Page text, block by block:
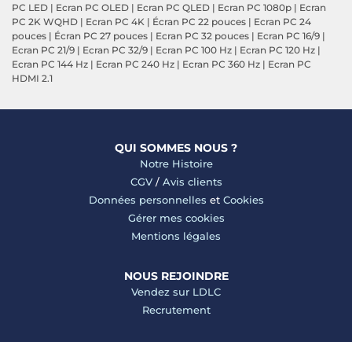
PC LED | Ecran PC OLED | Ecran PC QLED | Ecran PC 1080p | Ecran
PC 2K WQHD | Ecran PC 4K | Écran PC 22 pouces | Ecran PC 24
pouces | Écran PC 27 pouces | Ecran PC 32 pouces | Ecran PC 16/9 |
Ecran PC 21/9 | Ecran PC 32/9 | Ecran PC 100 Hz | Ecran PC 120 Hz |
Ecran PC 144 Hz | Ecran PC 240 Hz | Ecran PC 360 Hz | Ecran PC
HDMI 2.1
QUI SOMMES NOUS ?
Notre Histoire
CGV/ Avis clients
Données personnelles et Cookies
Gérer mes cookies
Mentions légales
NOUS REJOINDRE
Vendez sur LDLC
Recrutement